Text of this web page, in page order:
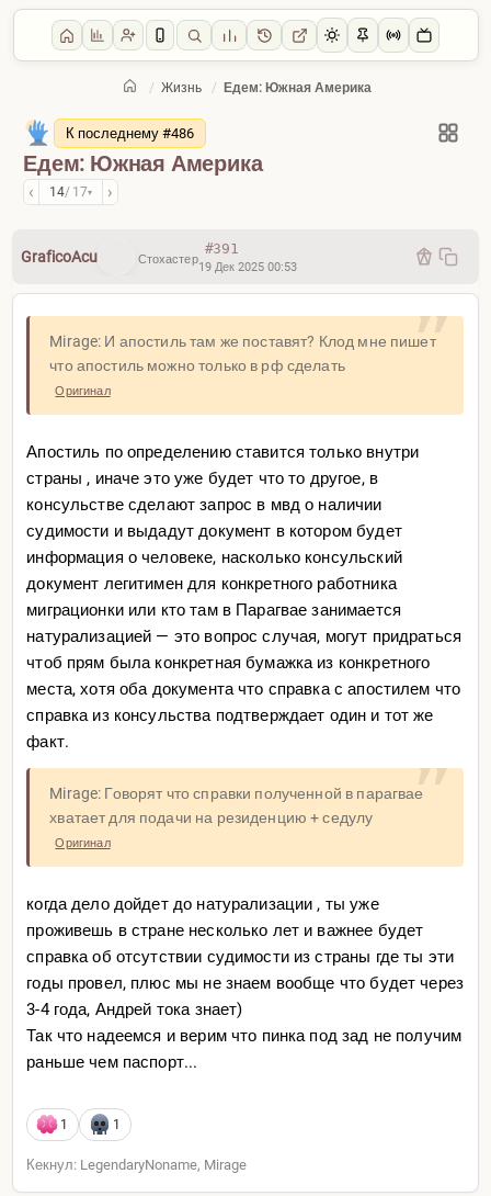
/ Жизнь / Едем: Южная Америка
Главная / Жизнь
Едем: Южная Америка
‹ 14/ 17▾ ›
К последнему #486
GraficoAcu Стохастер
#391
19 Дек 2025 00:53
Mirage: И апостиль там же поставят? Клод мне пишет
что апостиль можно только в рф сделать
Оригинал
Апостиль по определению ставится только внутри
страны , иначе это уже будет что то другое, в
консульстве сделают запрос в мвд о наличии
судимости и выдадут документ в котором будет
информация о человеке, насколько консульский
документ легитимен для конкретного работника
миграционки или кто там в Парагвае занимается
натурализацией — это вопрос случая, могут придраться
чтоб прям была конкретная бумажка из конкретного
места, хотя оба документа что справка с апостилем что
справка из консульства подтверждает один и тот же
факт.
Mirage: Говорят что справки полученной в парагвае
хватает для подачи на резиденцию + седулу
Оригинал
когда дело дойдет до натурализации , ты уже
проживешь в стране несколько лет и важнее будет
справка об отсутствии судимости из страны где ты эти
годы провел, плюс мы не знаем вообще что будет через
3-4 года, Андрей тока знает)
Так что надеемся и верим что пинка под зад не получим
раньше чем паспорт...
1 1
Кекнул: LegendaryNoname, Mirage